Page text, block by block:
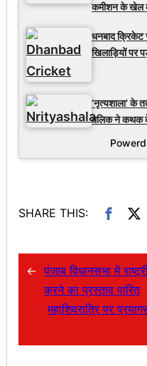
कमीशन के खेल
धनबाद क्रिकेट
खिलाड़ियों पर
‘नृत्यशाला’ के
मलिक ने कथक के
SHARE THIS:
← पंजाब विधानसभा में
करने का प्रस्ताव पारित
महाशिवरात्रि पर